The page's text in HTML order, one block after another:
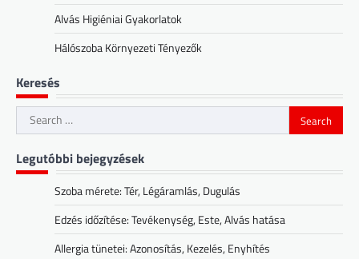
Alvás Higiéniai Gyakorlatok
Hálószoba Környezeti Tényezők
Keresés
Search
for:
Legutóbbi bejegyzések
Szoba mérete: Tér, Légáramlás, Dugulás
Edzés időzítése: Tevékenység, Este, Alvás hatása
Allergia tünetei: Azonosítás, Kezelés, Enyhítés